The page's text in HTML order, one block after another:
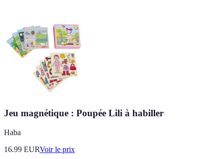
Jeu magnétique : Poupée Lili à habiller
Haba
16.99 EURVoir le prix